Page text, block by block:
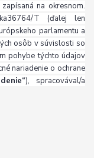
na okresnom.
T (ďalej len
parlamentu a
osôb v súvislosti so
pohybe týchto údajov
nariadenie o ochrane
), spracovával/a